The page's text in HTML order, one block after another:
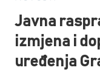
Javna
izmjena i
uređenja